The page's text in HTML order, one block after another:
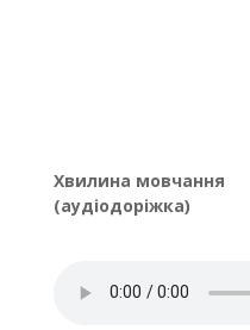
Хвилина мовчання
(аудіодоріжка)